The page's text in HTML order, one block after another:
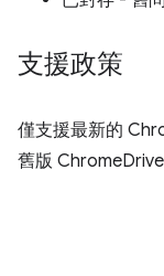
支援政策
僅支援最新的
舊版